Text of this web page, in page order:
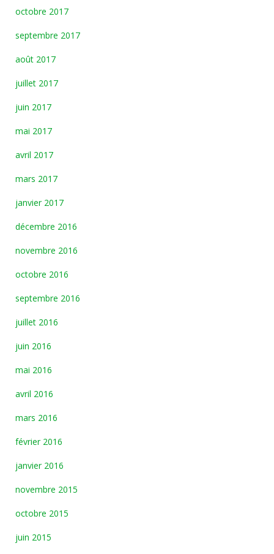
octobre 2017
septembre 2017
août 2017
juillet 2017
juin 2017
mai 2017
avril 2017
mars 2017
janvier 2017
décembre 2016
novembre 2016
octobre 2016
septembre 2016
juillet 2016
juin 2016
mai 2016
avril 2016
mars 2016
février 2016
janvier 2016
novembre 2015
octobre 2015
juin 2015